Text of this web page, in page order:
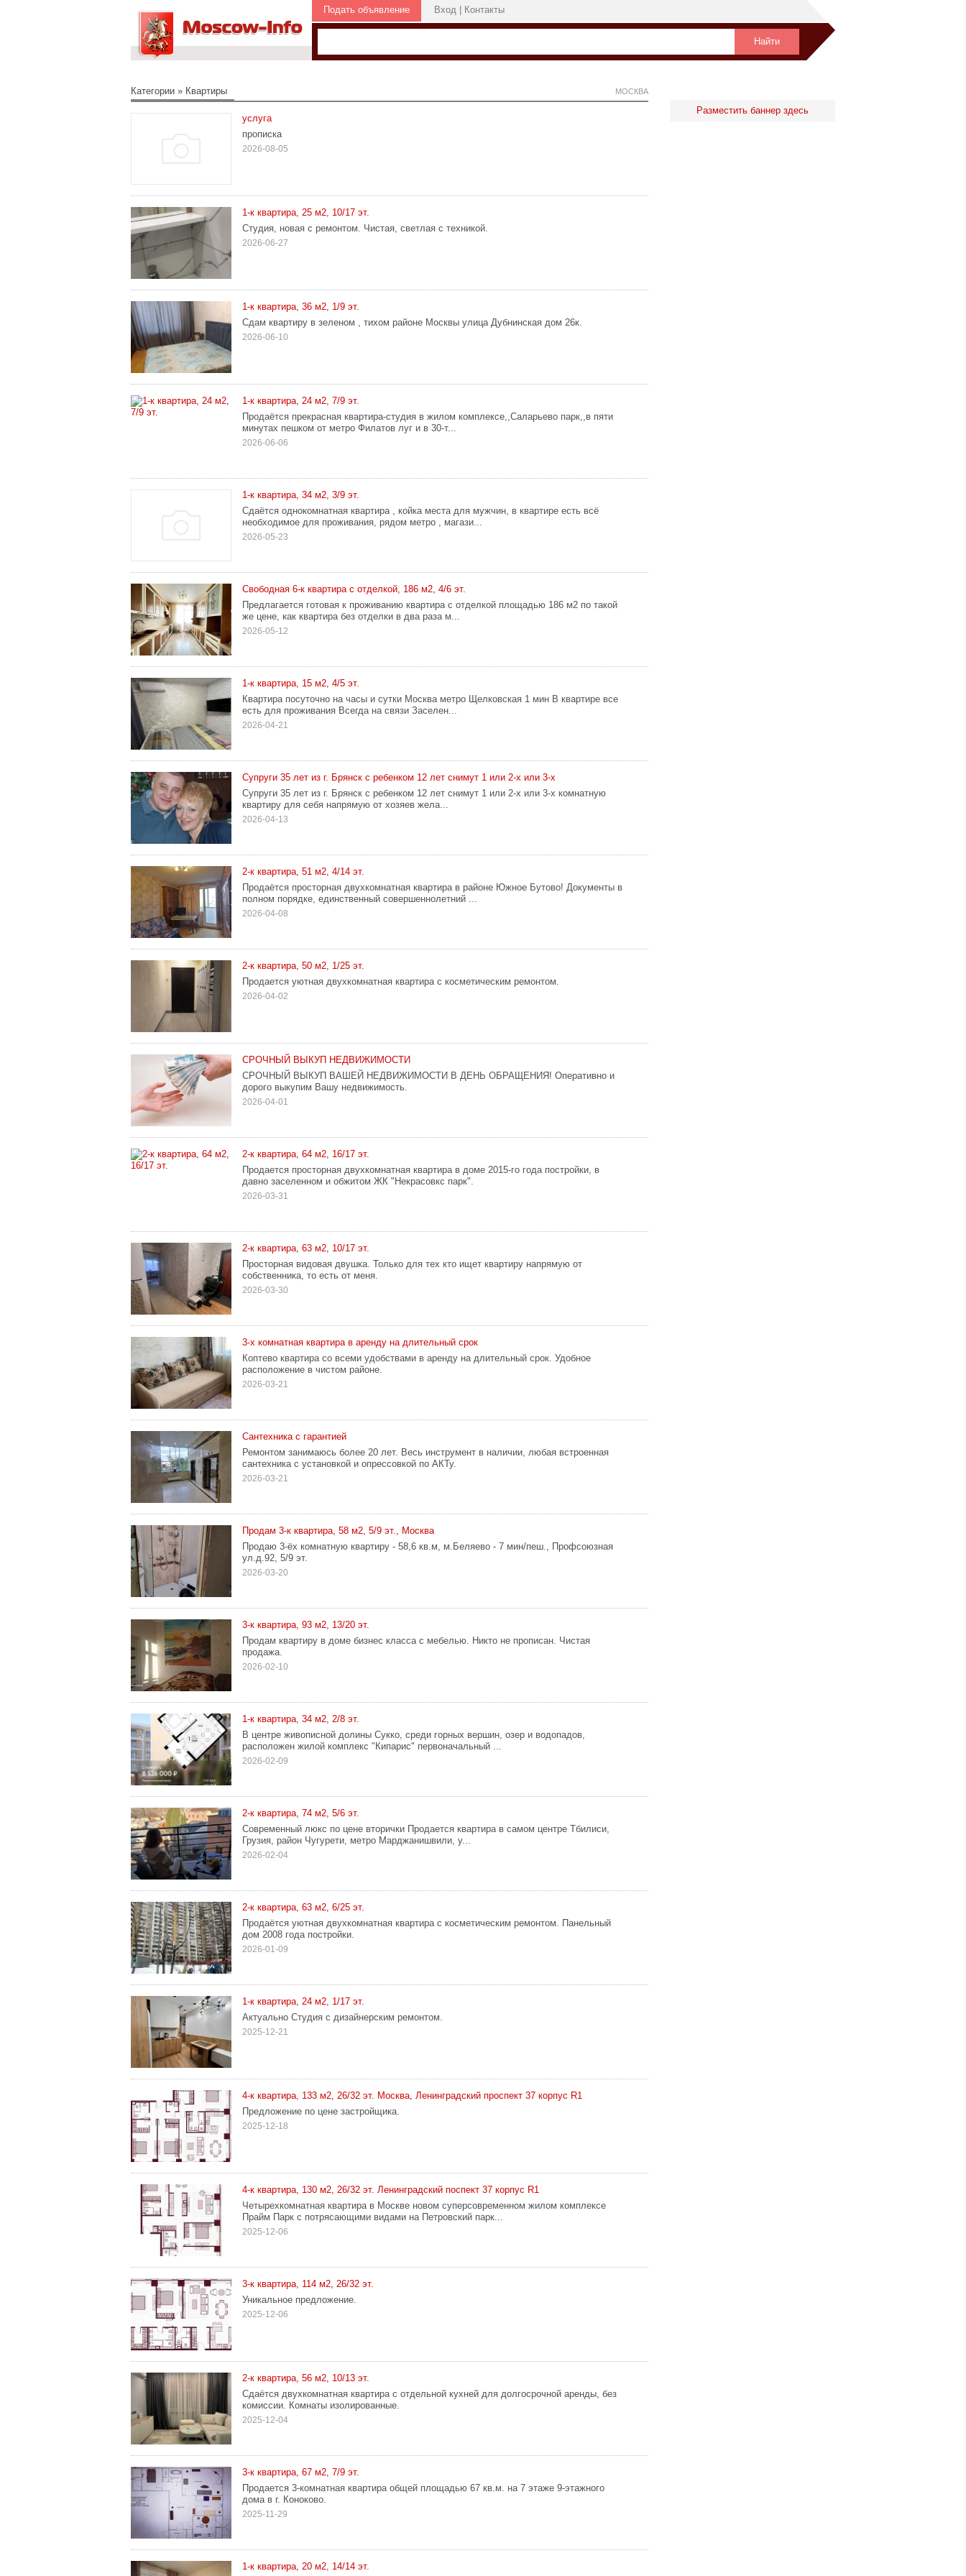
Подать объявление Вход Контакты
Категории » Квартиры МОСКВА
услуга
прописка
2026-08-05
1-к квартира, 25 м2, 10/17 эт.
Студия, новая с ремонтом. Чистая, светлая с техникой.
2026-06-27
1-к квартира, 36 м2, 1/9 эт.
Сдам квартиру в зеленом , тихом районе Москвы улица Дубнинская дом 26к.
2026-06-10
1-к квартира, 24 м2, 7/9 эт.
Продаётся прекрасная квартира-студия в жилом комплексе,,Саларьево парк,,в пяти
минутах пешком от метро Филатов луг и в 30-т...
2026-06-06
1-к квартира, 34 м2, 3/9 эт.
Сдаётся однокомнатная квартира , койка места для мужчин, в квартире есть всё
необходимое для проживания, рядом метро , магази...
2026-05-23
Свободная 6-к квартира с отделкой, 186 м2, 4/6 эт.
Предлагается готовая к проживанию квартира с отделкой площадью 186 м2 по такой
же цене, как квартира без отделки в два раза м...
2026-05-12
1-к квартира, 15 м2, 4/5 эт.
Квартира посуточно на часы и сутки Москва метро Щелковская 1 мин В квартире все
есть для проживания Всегда на связи Заселен...
2026-04-21
Супруги 35 лет из г. Брянск с ребенком 12 лет снимут 1 или 2-х или 3-х
Супруги 35 лет из г. Брянск с ребенком 12 лет снимут 1 или 2-х или 3-х комнатную
квартиру для себя напрямую от хозяев жела...
2026-04-13
2-к квартира, 51 м2, 4/14 эт.
Продаётся просторная двухкомнатная квартира в районе Южное Бутово! Документы в
полном порядке, единственный совершеннолетний ...
2026-04-08
2-к квартира, 50 м2, 1/25 эт.
Продается уютная двухкомнатная квартира с косметическим ремонтом.
2026-04-02
СРОЧНЫЙ ВЫКУП НЕДВИЖИМОСТИ
СРОЧНЫЙ ВЫКУП ВАШЕЙ НЕДВИЖИМОСТИ В ДЕНЬ ОБРАЩЕНИЯ! Оперативно и
дорого выкупим Вашу недвижимость.
2026-04-01
2-к квартира, 64 м2, 16/17 эт.
Продается просторная двухкомнатная квартира в доме 2015-го года постройки, в
давно заселенном и обжитом ЖК "Некрасовкс парк".
2026-03-31
2-к квартира, 63 м2, 10/17 эт.
Просторная видовая двушка. Только для тех кто ищет квартиру напрямую от
собственника, то есть от меня.
2026-03-30
3-х комнатная квартира в аренду на длительный срок
Коптево квартира со всеми удобствами в аренду на длительный срок. Удобное
расположение в чистом районе.
2026-03-21
Сантехника с гарантией
Ремонтом занимаюсь более 20 лет. Весь инструмент в наличии, любая встроенная
сантехника с установкой и опрессовкой по АКТу.
2026-03-21
Продам 3-к квартира, 58 м2, 5/9 эт., Москва
Продаю 3-ёх комнатную квартиру - 58,6 кв.м, м.Беляево - 7 мин/пеш., Профсоюзная
ул.д.92, 5/9 эт.
2026-03-20
3-к квартира, 93 м2, 13/20 эт.
Продам квартиру в доме бизнес класса с мебелью. Никто не прописан. Чистая
продажа.
2026-02-10
1-к квартира, 34 м2, 2/8 эт.
В центре живописной долины Сукко, среди горных вершин, озер и водопадов,
расположен жилой комплекс "Кипарис" первоначальный ...
2026-02-09
2-к квартира, 74 м2, 5/6 эт.
Современный люкс по цене вторички Продается квартира в самом центре Тбилиси,
Грузия, район Чугурети, метро Марджанишвили, у...
2026-02-04
2-к квартира, 63 м2, 6/25 эт.
Продаётся уютная двухкомнатная квартира с косметическим ремонтом. Панельный
дом 2008 года постройки.
2026-01-09
1-к квартира, 24 м2, 1/17 эт.
Актуально Студия с дизайнерским ремонтом.
2025-12-21
4-к квартира, 133 м2, 26/32 эт. Москва, Ленинградский проспект 37 корпус R1
Предложение по цене застройщика.
2025-12-18
4-к квартира, 130 м2, 26/32 эт. Ленинградский поспект 37 корпус R1
Четырехкомнатная квартира в Москве новом суперсовременном жилом комплексе
Прайм Парк с потрясающими видами на Петровский парк...
2025-12-06
3-к квартира, 114 м2, 26/32 эт.
Уникальное предложение.
2025-12-06
2-к квартира, 56 м2, 10/13 эт.
Сдаётся двухкомнатная квартира с отдельной кухней для долгосрочной аренды, без
комиссии. Комнаты изолированные.
2025-12-04
3-к квартира, 67 м2, 7/9 эт.
Продается 3-комнатная квартира общей площадью 67 кв.м. на 7 этаже 9-этажного
дома в г. Коноково.
2025-11-29
1-к квартира, 20 м2, 14/14 эт.
Разместить баннер здесь